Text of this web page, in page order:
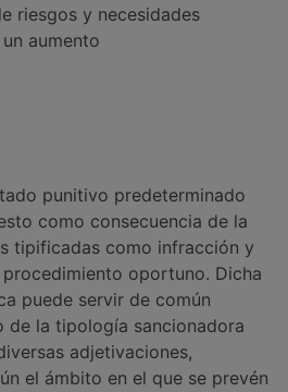
riesgos y necesidades
aumento
punitivo predeterminado
como consecuencia de la
tipificadas como infracción y
oportuno. Dicha
puede servir de común
de la tipología sancionadora
adjetivaciones,
el ámbito en el que se prevén